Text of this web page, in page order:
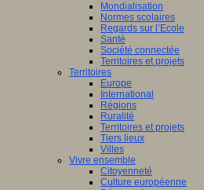
Mondialisation
Normes scolaires
Regards sur l’Ecole
Santé
Société connectée
Territoires et projets
Territoires
Europe
International
Régions
Ruralité
Territoires et projets
Tiers lieux
Villes
Vivre ensemble
Citoyenneté
Culture européenne